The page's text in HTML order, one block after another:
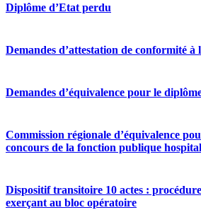
Diplôme d’Etat perdu
Demandes d’attestation de conformité à
Demandes d’équivalence pour le
Commission régionale d’équivalence
concours de la fonction publique
Dispositif transitoire 10 actes :
exerçant au bloc opératoire